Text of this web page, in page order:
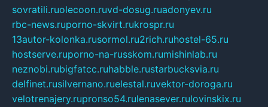
sovratili.ruolecoon.ruvd-dosug.ruadonyev.ru
rbc-news.ruporno-skvirt.rukrospr.ru
13autor-kolonka.rusormol.ru2rich.ruhostel-65.ru
hostserve.ruporno-na-russkom.rumishinlab.ru
neznobi.rubigfatcc.ruhabble.rustarbucksvia.ru
delfinet.rusilvernano.ruelestal.ruvektor-doroga.ru
velotrenajery.rupronso54.rulenasever.rulovinskix.ru